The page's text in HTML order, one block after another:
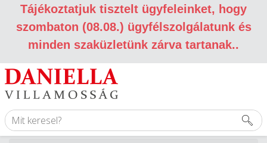
Tájékoztatjuk tisztelt ügyfeleinket, hogy
szombaton (08.08.) ügyfélszolgálatunk és
minden szaküzletünk zárva tartanak..